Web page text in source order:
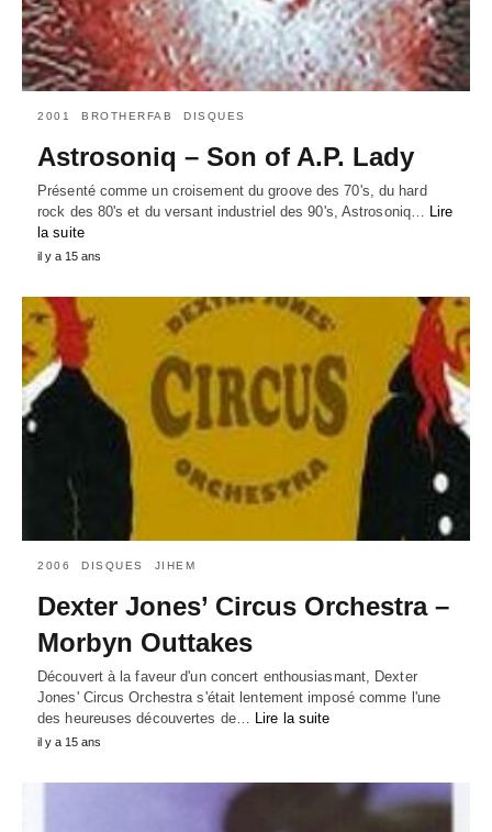
2001 BROTHERFAB DISQUES
Astrosoniq – Son of A.P. Lady
Présenté comme un croisement du groove des 70's, du hard
rock des 80's et du versant industriel des 90's, Astrosoniq… Lire
la suite
il y a 15 ans
2006 DISQUES JIHEM
Dexter Jones’ Circus Orchestra –
Morbyn Outtakes
Découvert à la faveur d'un concert enthousiasmant, Dexter
Jones' Circus Orchestra s'était lentement imposé comme l'une
des heureuses découvertes de…
Lire la suite
il y a 15 ans